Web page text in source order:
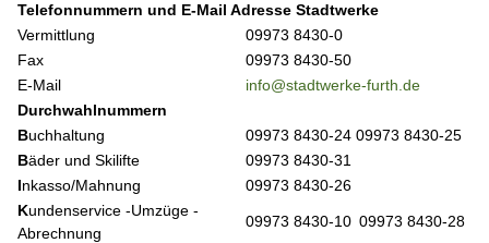
Telefonnummern und E-Mail Adresse Stadtwerke
Vermittlung
09973 8430-0
Fax
09973 8430-50
E-Mail
info@stadtwerke-furth.de
Durchwahlnummern
Buchhaltung
09973 8430-24 09973 8430-25
Bäder und Skilifte
09973 8430-31
Inkasso/Mahnung
09973 8430-26
Kundenservice -Umzüge -
Abrechnung
09973 8430-10 09973 8430-28